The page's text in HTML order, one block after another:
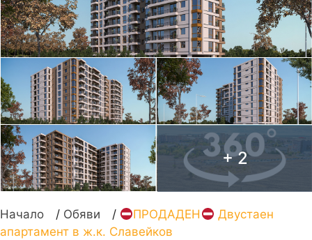
+ 2
Начало / Обяви / ПРОДАДЕН
Двустаен
апартамент в ж.к. Славейков